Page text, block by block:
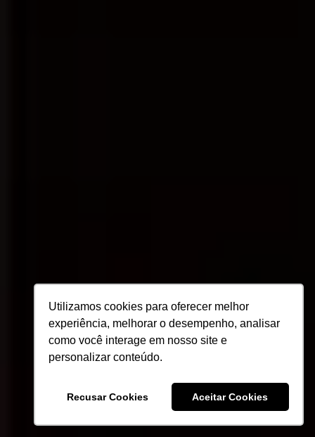
Utilizamos cookies para oferecer melhor
experiência, melhorar o desempenho, analisar
como você interage em nosso site e
personalizar conteúdo.
Recusar Cookies Aceitar Cookies